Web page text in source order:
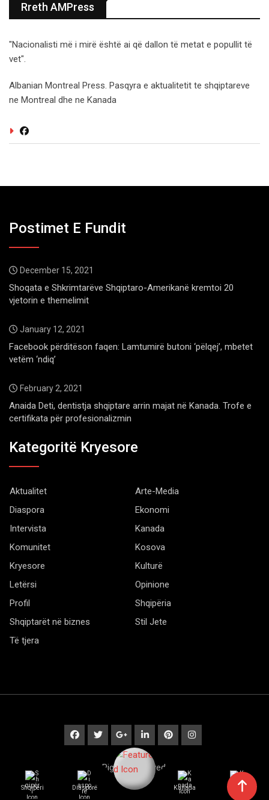
Rreth AMPress
"Nacionalisti më i mirë është ai që dallon të metat e popullit të
vet".
Albanian Montreal Press. Pasqyra e aktualitetit te shqiptareve
ne Montreal dhe ne Kanada
Postimet E Fundit
December 15, 2021
Shoqata e Shkrimtarëve Shqiptaro-Amerikanë kremtoi 20
vjetorin e themelimit
January 12, 2021
Facebook përditëson faqen: Lamtumirë butoni ‘pëlqej’, mbetet
vetëm ‘ndiq’
February 2, 2021
Anaida Deti, dentistja shqiptare arrin majat në Kanada. Trofe e
certifikata për profesionalizmin
Kategoritë Kryesore
Aktualitet
Arte-Media
Diaspora
Ekonomi
Intervista
Kanada
Komunitet
Kosova
Kryesore
Kulturë
Letërsi
Opinione
Profil
Shqipëria
Shqiptarët në biznes
Stil Jete
Të tjera
© 2020 Barta. All Rights Reserved. by
Shqipëri Diasporë Kanada Kulturë